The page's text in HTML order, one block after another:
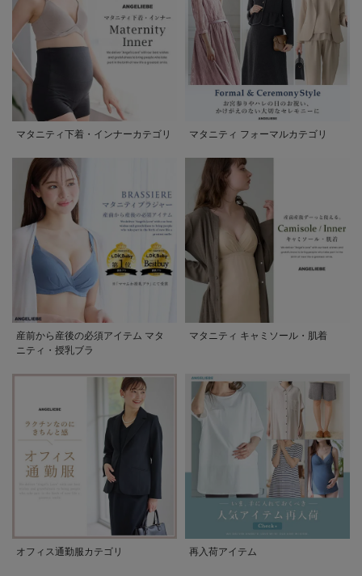
マタニティ下着・インナーカテゴリ マタニティ フォーマルカテゴリ
産前から産後の必須アイテム マタ
ニティ・授乳ブラ
マタニティ キャミソール・肌着
オフィス通勤服カテゴリ 再入荷アイテム